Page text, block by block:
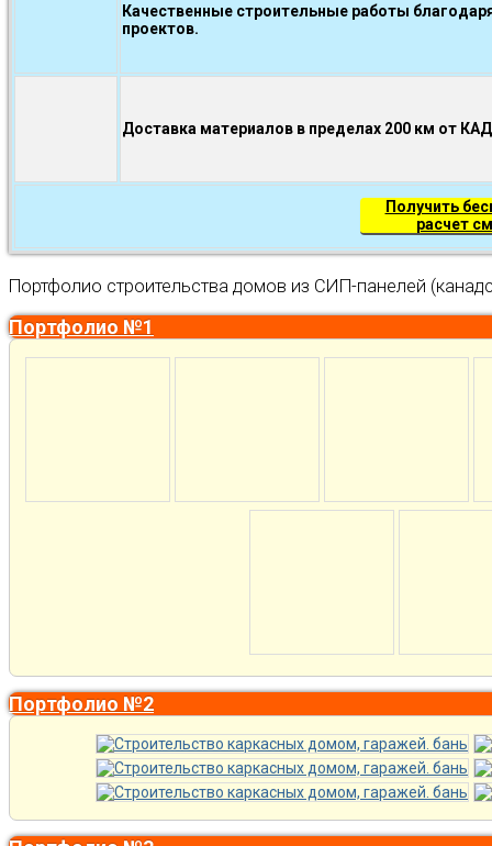
Качественные строительные работы
проектов.
Доставка материалов в пределах 200 км от
Получить
расчет
Портфолио строительства домов из СИП-панелей
Портфолио №1
Портфолио №2